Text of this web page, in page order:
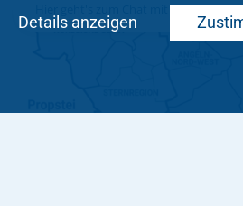
Details anzeigen
Hier geht's zum Chat mit dem Team